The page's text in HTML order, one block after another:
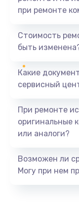
при ремонте
Стоимость
быть
Какие
сервисный
При ремонте
оригинальные
или аналоги?
Возможен ли
Могу при нем